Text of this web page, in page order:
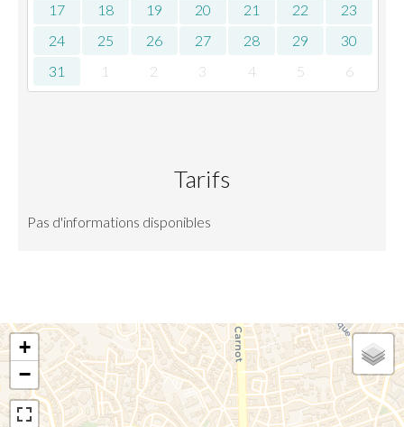
17
18 19 20 21 22
23
24
25 26 27 28 29
30
31
1 2 3 4 5 6
Tarifs
Pas d'informations disponibles
+
−